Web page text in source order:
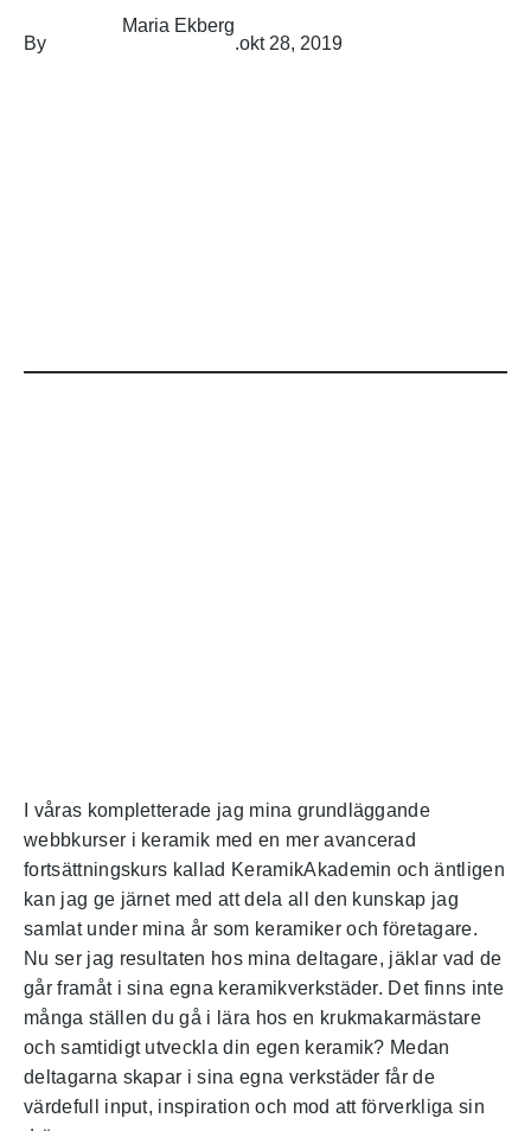
By
Maria Ekberg
.okt 28, 2019
I våras kompletterade jag mina grundläggande
webbkurser i keramik med en mer avancerad
fortsättningskurs kallad KeramikAkademin och äntligen
kan jag ge järnet med att dela all den kunskap jag
samlat under mina år som keramiker och företagare.
Nu ser jag resultaten hos mina deltagare, jäklar vad de
går framåt i sina egna keramikverkstäder. Det finns inte
många ställen du gå i lära hos en krukmakarmästare
och samtidigt utveckla din egen keramik? Medan
deltagarna skapar i sina egna verkstäder får de
värdefull input, inspiration och mod att förverkliga sin